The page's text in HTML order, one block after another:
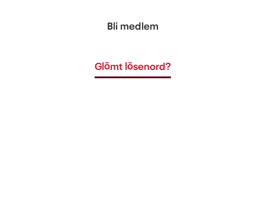
Bli medlem
Glömt lösenord?